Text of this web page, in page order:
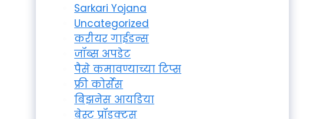
Sarkari Yojana
Uncategorized
करीयर गाईडन्स
जॉब्स अपडेट
पैसे कमावण्याच्या टिप्स
फ्री कोर्सेस
बिझनेस आयडिया
बेस्ट प्रॉडक्ट्स